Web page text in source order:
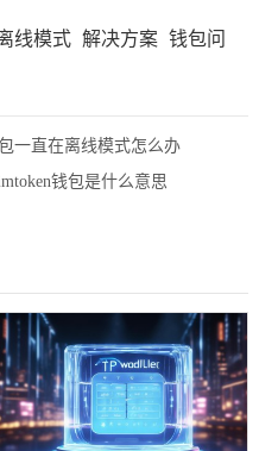
线模式 解决方案 钱包问
一直在离线模式怎么办
钱包是什么意思